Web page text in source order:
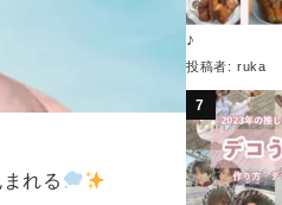
れる
♪
投稿者: ruka